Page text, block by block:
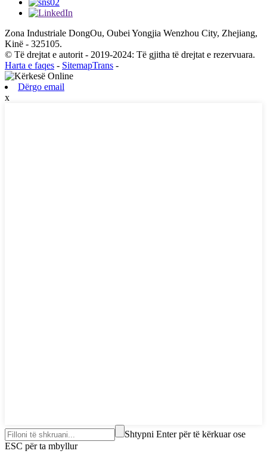
Zona Industriale DongOu, Oubei Yongjia Wenzhou City, Zhejiang,
Kinë - 325105.
© Të drejtat e autorit - 2019-2024: Të gjitha të drejtat e rezervuara.
Harta e faqes - SitemapTrans -
Dërgo email
x
Shtypni Enter për të kërkuar ose
ESC për ta mbyllur